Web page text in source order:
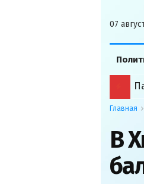
07
Главная
В